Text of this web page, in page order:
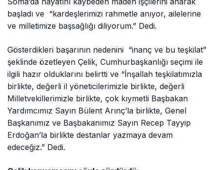
başladı ve “kardeşlerimizi rahmetle anıyor, ailelerine
ve milletimize başsağlığı diliyorum.” Dedi.
Gösterdikleri başarının nedenini “inanç ve bu teşkilat”
şeklinde özetleyen Çelik, Cumhurbaşkanlığı seçimi ile
ilgili hazır olduklarını belirtti ve “İnşallah teşkilatımızla
birlikte, değerli il yöneticilerimizle birlikte, değerli
Milletvekillerimizle birlikte, çok kıymetli Başbakan
Yardımcımız Sayın Bülent Arınç’la birlikte, Genel
Başkanımız ve Başbakanımız Sayın Recep Tayyip
Erdoğan’la birlikte destanlar yazmaya devam
edeceğiz.” Dedi.